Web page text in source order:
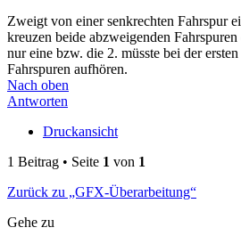
Zweigt von einer senkrechten Fahrspur
kreuzen beide abzweigenden
nur eine bzw. die 2. müsste bei der
Fahrspuren aufhören.
Nach oben
Antworten
Druckansicht
1 Beitrag • Seite 1 von 1
Zurück zu „GFX-Überarbeitung“
Gehe zu